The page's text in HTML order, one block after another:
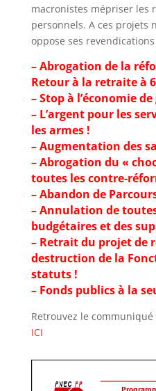
macronistes mépriser les
personnels. A ces projets
oppose ses revendications
– Abrogation de la
Retour à la retraite à
– Stop à l’économie
– L’argent pour les
les armes !
– Augmentation des
– Abrogation du «
toutes les contre-
– Abandon de
– Annulation de
budgétaires et des
– Retrait du projet de
destruction de la
statuts !
– Fonds publics à la
Retrouvez le communiqué
ICI